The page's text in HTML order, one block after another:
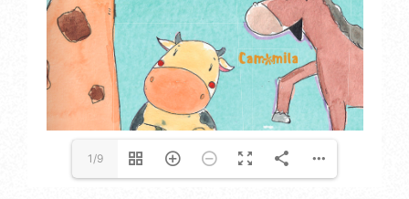
1/9